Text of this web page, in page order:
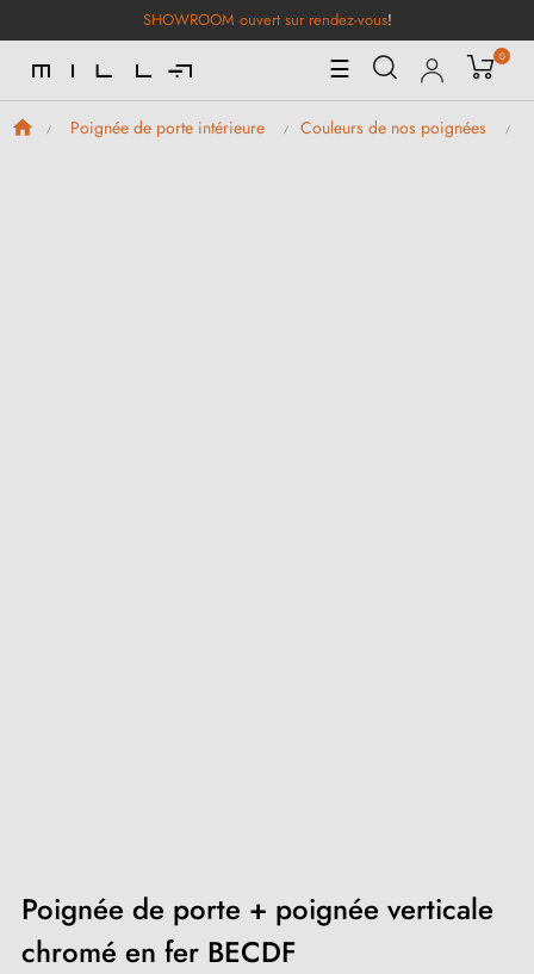
SHOWROOM ouvert sur rendez-vous!
Basculer
la
navigation
☰ 0
Poignée de porte intérieure Couleurs de nos poignées
Poignée de porte + poignée verticale
chromé en fer BECDF